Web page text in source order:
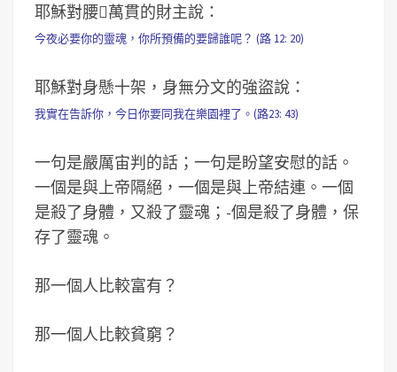
耶穌對腰萬貫的財主說：
今夜必要你的靈魂，你所預備的要歸誰呢？ (路 12: 20)
耶穌對身懸十架，身無分文的強盜說：
我實在告訴你，今日你要同我在樂園裡了。(路23: 43)
一句是嚴厲宙判的話；一句是盼望安慰的話。
一個是與上帝隔絕，一個是與上帝結連。一個
是殺了身體，又殺了靈魂；-個是殺了身體，保
存了靈魂。
那一個人比較富有？
那一個人比較貧窮？